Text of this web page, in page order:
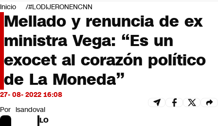
Negocios
Deportes
Programas completos
Cultura
Servicios
Bits
CNN tiempo
Futuro 360
Inicio #LODIJERONENCNN
Mellado y renuncia de ex
ministra Vega: “Es un
exocet al corazón político
de La Moneda”
27- 08- 2022 16:08
Por lsandoval
LO